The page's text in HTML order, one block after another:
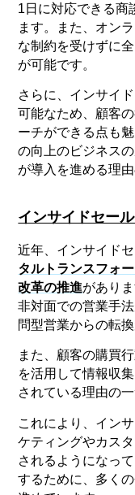
1日に対応できる商
ます。また、オン
な制約を受けずに
が可能です。
さらに、インサイ
可能なため、顧客
ーチができる点も
の向上のビジネス
が導入を進める理
インサイドセー
近年、インサイド
タルトランスフォ
改革の推進があり
非対面での営業手
問型営業からの転
また、顧客の購買
を活用して情報収
されている理由の一
これにより、イン
ケティングやカス
されるようになっ
するために、多く